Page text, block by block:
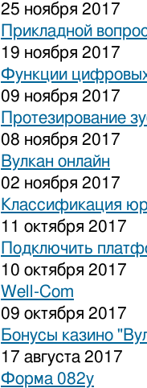
25 ноября 2017
Прикладной
19 ноября 2017
Функции
09 ноября 2017
Протезирование
08 ноября 2017
Вулкан онлайн
02 ноября 2017
Классификация
11 октября 2017
Подключить
10 октября 2017
Well-Com
09 октября 2017
Бонусы казино
17 августа 2017
Форма 082у